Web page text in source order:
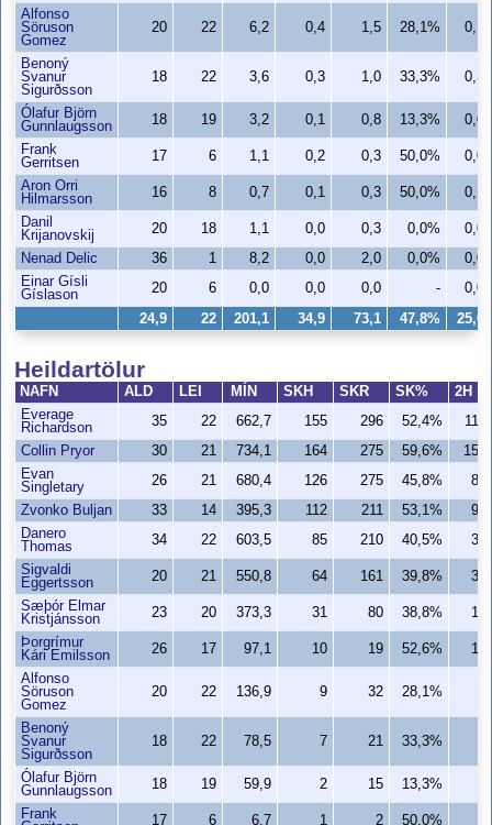
Heildartölur
NAFN ALD LEI MÍN SKH SKR SK%
2H
Everage
Richardson
35 22 662,7 155 296 52,4%
110
Collin Pryor
30 21 734,1 164 275 59,6%
155
Evan
Singletary
26 21 680,4 126 275 45,8%
87
Zvonko Buljan
33 14 395,3 112 211 53,1%
94
Danero
Thomas
34 22 603,5 85 210 40,5%
38
Sigvaldi
Eggertsson
20 21 550,8 64 161 39,8%
32
Sæþór Elmar
Kristjánsson
23 20 373,3 31 80 38,8%
13
Þorgrímur
Kári Emilsson
26 17 97,1 10 19 52,6%
10
Alfonso
Söruson
Gomez
20 22 136,9 9 32 28,1%
Benoný
Svanur
Sigurðsson
18 22 78,5 7 21 33,3%
Ólafur Björn
Gunnlaugsson
18 19 59,9 2 15 13,3%
Frank
17 6 6,7 1 2 50,0%
Alfonso
Söruson
Gomez
20 22 6,2 0,4 1,5 28,1% 0,1
Benoný
Svanur
Sigurðsson
18 22 3,6 0,3 1,0 33,3% 0,3
Ólafur Björn
Gunnlaugsson
18 19 3,2 0,1 0,8 13,3%
0,0
Frank
Gerritsen
17 6 1,1 0,2 0,3 50,0%
0,0
Aron Orri
Hilmarsson
16 8 0,7 0,1 0,3 50,0%
0,1
Danil
Krijanovskij
20 18 1,1 0,0 0,3 0,0%
0,0
Nenad Delic
36 1 8,2 0,0 2,0 0,0%
0,0
Einar Gísli
Gíslason
20 6 0,0 0,0 0,0 - 0,0
24,9 22 201,1 34,9 73,1 47,8% 25,0